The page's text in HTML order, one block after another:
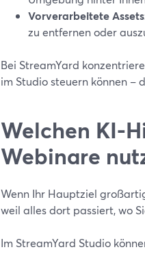
Vorverarbeitete Assets
zu entfernen oder
Bei StreamYard
im Studio steuern können –
Welchen KI-
Webinare
Wenn Ihr Hauptziel
weil alles dort passiert, wo
Im StreamYard Studio